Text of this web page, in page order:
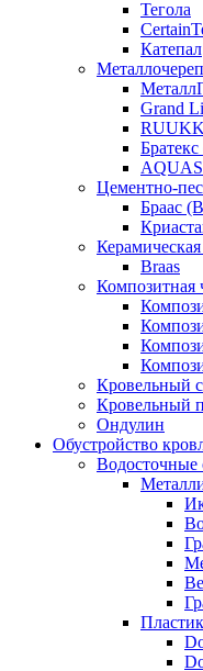
Тегола
Катепал
Grand
Цементно-
Браас
Braas
Композитная
Кровельный
Кровельный
Ондулин
Обустройство
Водосточные